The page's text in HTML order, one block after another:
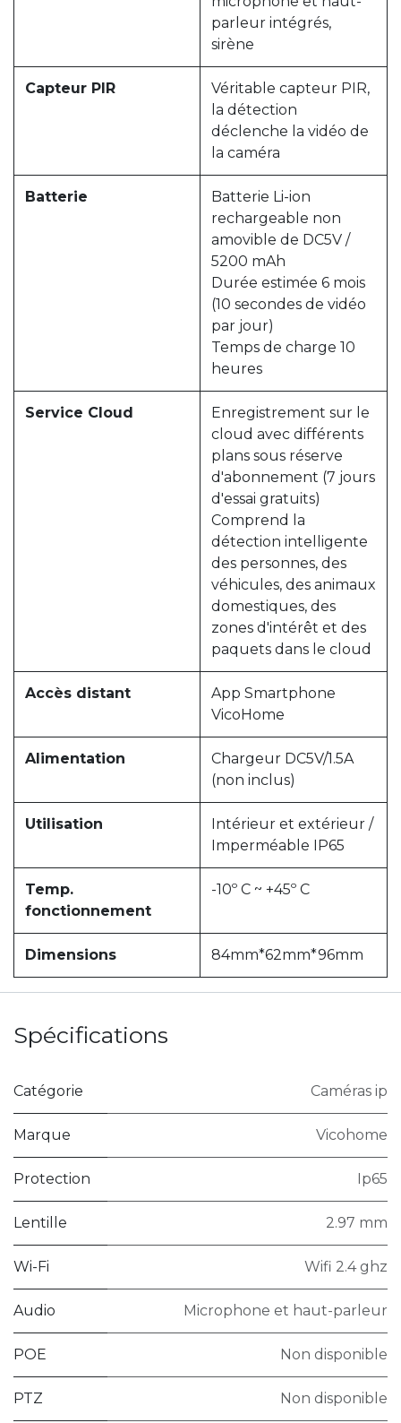
parleur intégrés,
sirène
Capteur PIR
Véritable capteur PIR,
la détection
déclenche la vidéo de
la caméra
Batterie
Batterie Li-ion
rechargeable non
amovible de DC5V /
5200 mAh
Durée estimée 6 mois
(10 secondes de vidéo
par jour)
Temps de charge 10
heures
Service Cloud
Enregistrement sur le
cloud avec différents
plans sous réserve
d'abonnement (7 jours
d'essai gratuits)
Comprend la
détection intelligente
des personnes, des
véhicules, des animaux
domestiques, des
zones d'intérêt et des
paquets dans le cloud
Accès distant
App Smartphone
VicoHome
Alimentation
Chargeur DC5V/1.5A
(non inclus)
Utilisation
Intérieur et extérieur /
Imperméable IP65
Temp.
fonctionnement
-10º C ~ +45º C
Dimensions 84mm*62mm*96mm
Spécifications
Catégorie Caméras ip
Marque Vicohome
Protection Ip65
Lentille 2.97 mm
Wi-Fi Wifi 2.4 ghz
Audio Microphone et haut-parleur
POE Non disponible
PTZ Non disponible